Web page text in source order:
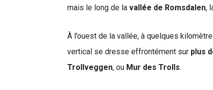
mais le long de la vallée de Romsdalen,
À l’ouest de la vallée, à quelques
vertical se dresse effrontément sur plus
Trollveggen, ou Mur des Trolls.